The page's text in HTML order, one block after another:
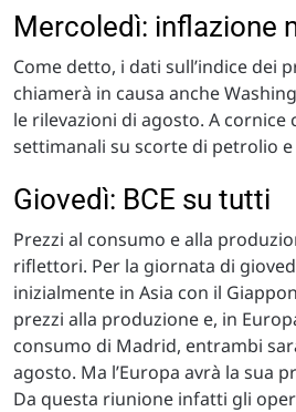
Mercoledì: inflazione
Come detto, i dati sull’indice dei
chiamerà in causa anche
le rilevazioni di agosto. A cornice
settimanali su scorte di petrolio
Giovedì: BCE su tutti
Prezzi al consumo e alla
riflettori. Per la giornata di
inizialmente in Asia con il
prezzi alla produzione e, in
consumo di Madrid, entrambi
agosto. Ma l’Europa avrà la sua
Da questa riunione infatti gli